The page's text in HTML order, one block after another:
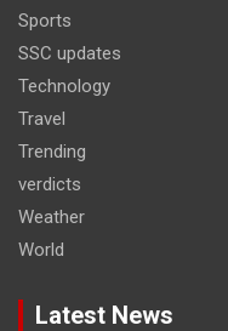
Sports
SSC updates
Technology
Travel
Trending
verdicts
Weather
World
Latest News